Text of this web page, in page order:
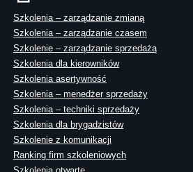
Szkolenia – zarządzanie zmianą
Szkolenia – zarządzanie czasem
Szkolenie – zarządzanie sprzedażą
Szkolenia dla kierowników
Szkolenia asertywność
Szkolenia – menedżer sprzedaży
Szkolenia – techniki sprzedaży
Szkolenia dla brygadzistów
Szkolenie z komunikacji
Ranking firm szkoleniowych